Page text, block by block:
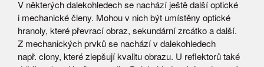
V některých dalekohledech se nachází ještě další optické
i mechanické členy. Mohou v nich být umístěny optické
hranoly, které převrací obraz, sekundární zrcátko a další.
Z mechanických prvků se nachází v dalekohledech
např. clony, které zlepšují kvalitu obrazu. U reflektorů také